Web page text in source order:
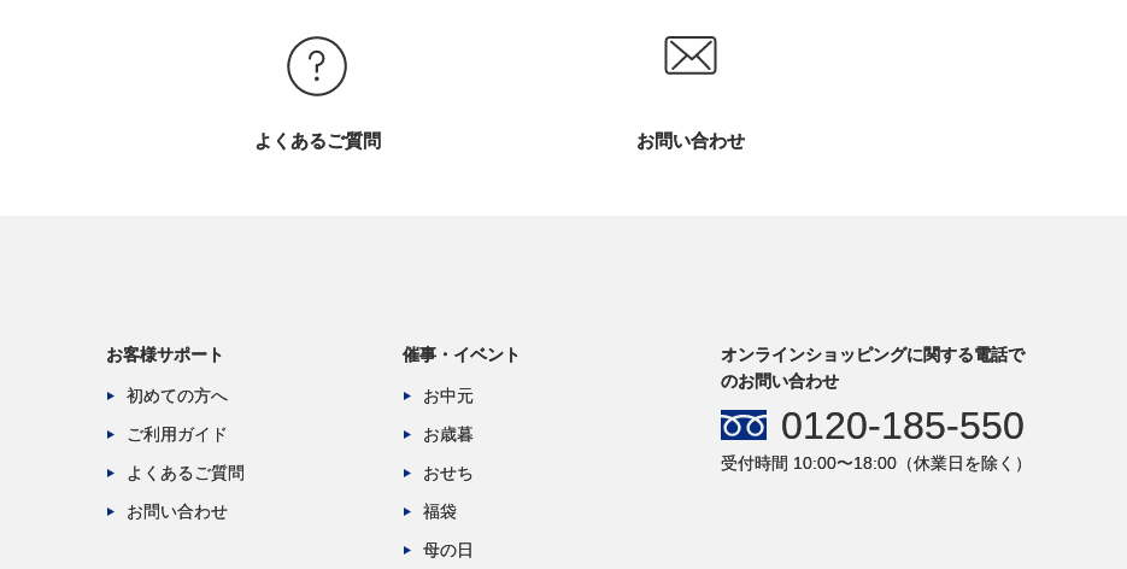
よくあるご質問 お問い合わせ
お客様サポート
初めての方へ
ご利用ガイド
よくあるご質問
お問い合わせ
催事・イベント
お中元
お歳暮
おせち
福袋
母の日
オンラインショッピングに関する電話で
のお問い合わせ
0120-185-550
受付時間 10:00〜18:00（休業日を除く）